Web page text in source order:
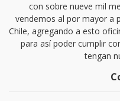
con sobre nueve mil
vendemos al por mayor a
Chile, agregando a esto
para así poder cumplir
tengan